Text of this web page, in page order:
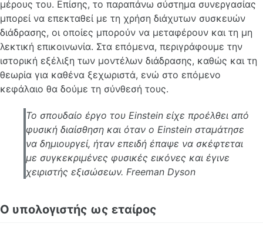
μέρους του. Επίσης, το παραπάνω σύστημα συνεργασίας
μπορεί να επεκταθεί με τη χρήση διάχυτων συσκευών
διάδρασης, οι οποίες μπορούν να μεταφέρουν και τη μη
λεκτική επικοινωνία. Στα επόμενα, περιγράφουμε την
ιστορική εξέλιξη των μοντέλων διάδρασης, καθώς και τη
θεωρία για καθένα ξεχωριστά, ενώ στο επόμενο
κεφάλαιο θα δούμε τη σύνθεσή τους.
Το σπουδαίο έργο του Einstein είχε προέλθει από
φυσική διαίσθηση και όταν ο Einstein σταμάτησε
να δημιουργεί, ήταν επειδή έπαψε να σκέφτεται
με συγκεκριμένες φυσικές εικόνες και έγινε
χειριστής εξισώσεων. Freeman Dyson
Ο υπολογιστής ως εταίρος